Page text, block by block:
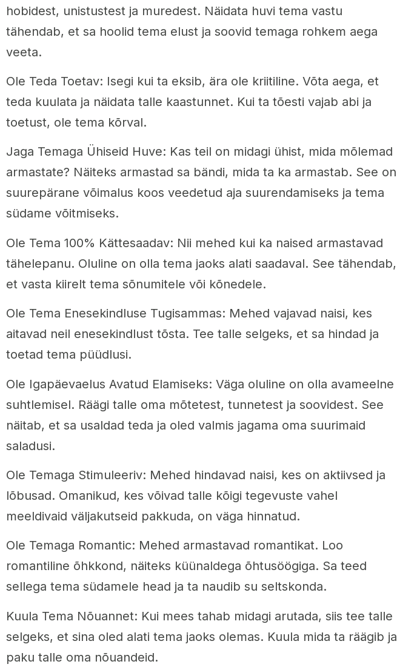
hobidest, unistustest ja muredest. Näidata huvi tema vastu
tähendab, et sa hoolid tema elust ja soovid temaga rohkem aega
veeta.
Ole Teda Toetav: Isegi kui ta eksib, ära ole kriitiline. Võta aega, et
teda kuulata ja näidata talle kaastunnet. Kui ta tõesti vajab abi ja
toetust, ole tema kõrval.
Jaga Temaga Ühiseid Huve: Kas teil on midagi ühist, mida mõlemad
armastate? Näiteks armastad sa bändi, mida ta ka armastab. See on
suurepärane võimalus koos veedetud aja suurendamiseks ja tema
südame võitmiseks.
Ole Tema 100% Kättesaadav: Nii mehed kui ka naised armastavad
tähelepanu. Oluline on olla tema jaoks alati saadaval. See tähendab,
et vasta kiirelt tema sõnumitele või kõnedele.
Ole Tema Enesekindluse Tugisammas: Mehed vajavad naisi, kes
aitavad neil enesekindlust tõsta. Tee talle selgeks, et sa hindad ja
toetad tema püüdlusi.
Ole Igapäevaelus Avatud Elamiseks: Väga oluline on olla avameelne
suhtlemisel. Räägi talle oma mõtetest, tunnetest ja soovidest. See
näitab, et sa usaldad teda ja oled valmis jagama oma suurimaid
saladusi.
Ole Temaga Stimuleeriv: Mehed hindavad naisi, kes on aktiivsed ja
lõbusad. Omanikud, kes võivad talle kõigi tegevuste vahel
meeldivaid väljakutseid pakkuda, on väga hinnatud.
Ole Temaga Romantic: Mehed armastavad romantikat. Loo
romantiline õhkkond, näiteks küünaldega õhtusöögiga. Sa teed
sellega tema südamele head ja ta naudib su seltskonda.
Kuula Tema Nõuannet: Kui mees tahab midagi arutada, siis tee talle
selgeks, et sina oled alati tema jaoks olemas. Kuula mida ta räägib ja
paku talle oma nõuandeid.